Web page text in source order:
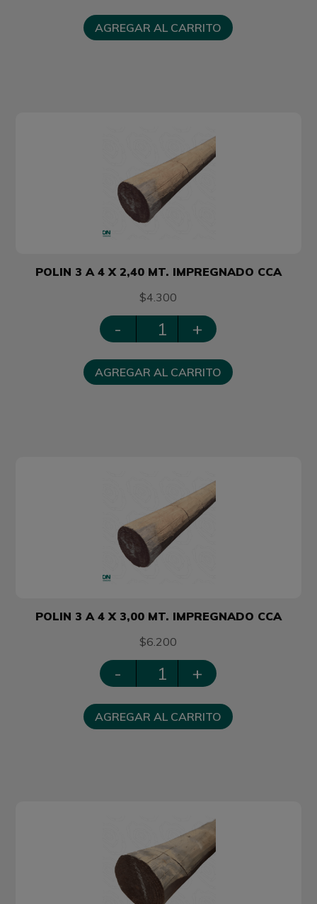
AGREGAR AL CARRITO
POLIN 3 A 4 X 2,40 MT. IMPREGNADO CCA
$4.300
- +
AGREGAR AL CARRITO
POLIN 3 A 4 X 3,00 MT. IMPREGNADO CCA
$6.200
- +
AGREGAR AL CARRITO